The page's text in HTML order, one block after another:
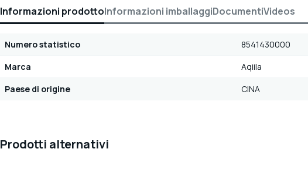
Informazioni prodottoInformazioni imballaggiDocumentiVideos
Numero statistico
8541430000
Marca
Aqiila
Paese di origine
CINA
Prodotti alternativi